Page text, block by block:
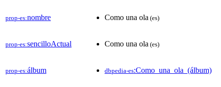
prop-es:nombre Como una ola (es)
prop-es:sencilloActual Como una ola (es)
prop-es:álbum dbpedia-es:Como_una_ola_(álbum)